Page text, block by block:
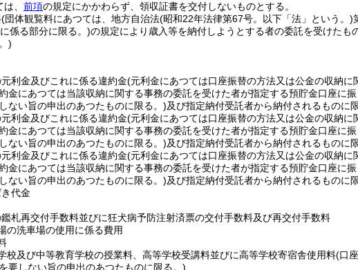
、 前項の規定にかかわらず、領収証書を交付しないものとする。
(団体観覧料にあつては、地方自治法(昭和22年法律第67号。以下「法」という。)
係る部分に限る。)の規定により歳入等を納付しようとする者の委託を受けたも
)
利金及びこれに係る違約金(元利金にあつては口座振替の方法又は公金の収納
金にあつては当該収納に関する事務の委託を受けた者が指定する預貯金口座に
ない旨の申出のあつたものに限る。)及び指定納付受託者から納付されるものに
利金及びこれに係る違約金(元利金にあつては口座振替の方法又は公金の収納
金にあつては当該収納に関する事務の委託を受けた者が指定する預貯金口座に
ない旨の申出のあつたものに限る。)及び指定納付受託者から納付されるものに
利金及びこれに係る違約金(元利金にあつては口座振替の方法又は公金の収納
金にあつては当該収納に関する事務の委託を受けた者が指定する預貯金口座に
ない旨の申出のあつたものに限る。)及び指定納付受託者から納付されるものに
代金
札再交付手数料並びに狂犬病予防注射済票の交付手数料及び再交付手数料
の洗車場の使用に係る費用
校及び中等教育学校の授業料、高等学校受講料並びに高等学校寄宿舎使用料(口
要しない旨の申出のあつたものに限る。)